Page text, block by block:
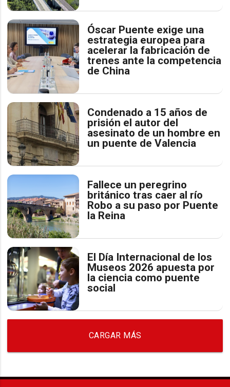
Óscar Puente exige una
estrategia europea para
acelerar la fabricación de
trenes ante la competencia
de China
Condenado a 15 años de
prisión el autor del
asesinato de un hombre en
un puente de Valencia
Fallece un peregrino
británico tras caer al río
Robo a su paso por Puente
la Reina
El Día Internacional de los
Museos 2026 apuesta por
la ciencia como puente
social
CARGAR MÁS